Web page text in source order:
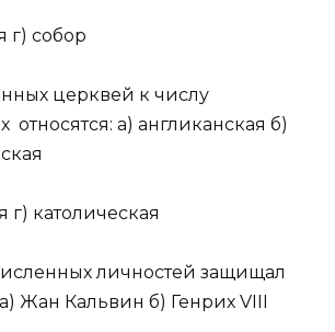
г) собор
церквей к числу
относятся: а) англиканская б)
г) католическая
личностей защищал
Жан Кальвин б) Генрих VIII